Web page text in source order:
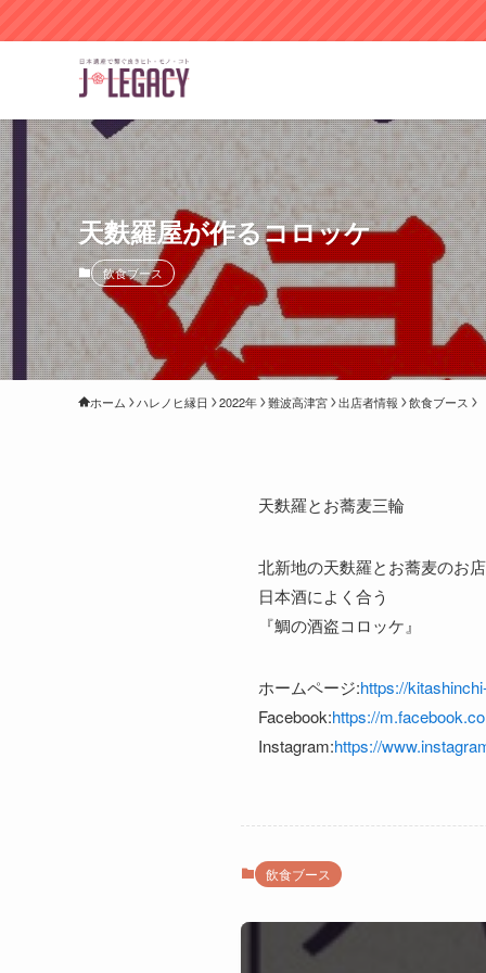
天麩羅屋が作るコロッケ
飲食ブース
ホーム ハレノヒ縁日 2022年 難波高津宮 出店者情報 飲食ブース
天麩羅とお蕎麦三輪
北新地の天麩羅とお蕎麦のお
日本酒によく合う
『鯛の酒盗コロッケ』
ホームページ:https://
Facebook:https://
Instagram:https://
飲食ブース